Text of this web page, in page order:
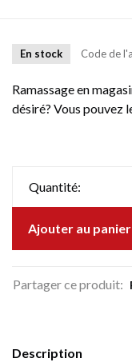
En stock Code de
Ramassage en
désiré? Vous pouvez
Quantité:
Ajouter au panier
Partager ce produit:
Description